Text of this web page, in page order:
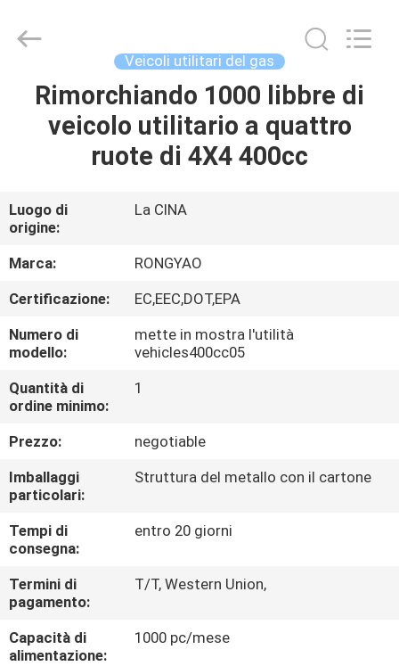
CASA
PRODOTTI
CIRCA
NOI
GIRO
DELLA
FABBRICA
CONTROLLO
DI
QUALITÀ
CONTATTICI
RICHIEDA
UNA
CITAZIONE
Rongyao
Vehicle
Veicoli utilitari del gas
Rimorchiando 1000 libbre di
veicolo utilitario a quattro
ruote di 4X4 400cc
Luogo di
origine:
La CINA
Marca:
RONGYAO
Certificazione:
EC,EEC,DOT,EPA
Numero di
modello:
mette in mostra l'utilità
vehicles400cc05
Quantità di
ordine minimo:
1
Prezzo:
negotiable
Imballaggi
particolari:
Struttura del metallo con il cartone
Tempi di
consegna:
entro 20 giorni
Termini di
pagamento:
T/T, Western Union,
Capacità di
alimentazione:
1000 pc/mese